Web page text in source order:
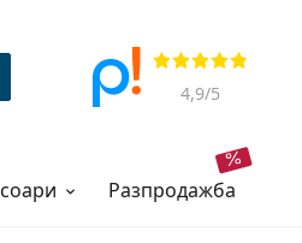
Прегледи
4,9/5
разпродажба